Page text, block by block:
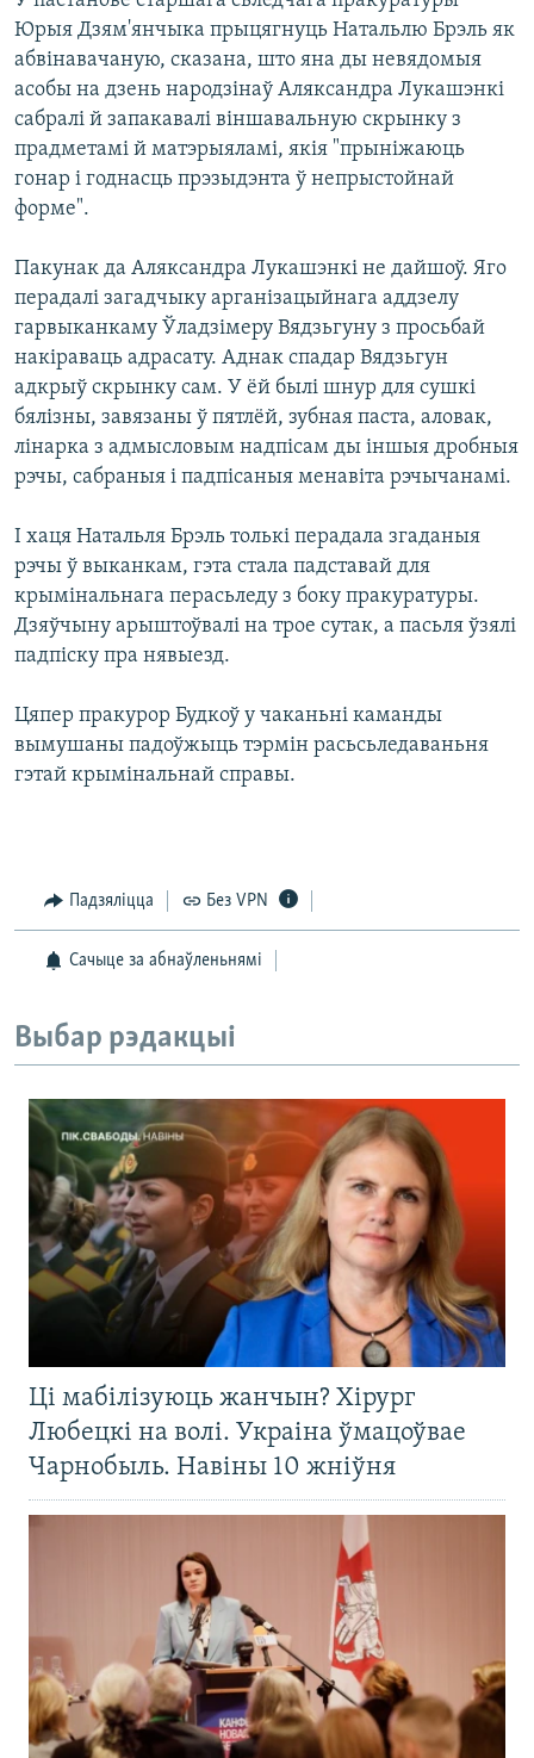
Юрыя Дзям'янчыка прыцягнуць Натальлю Брэль як
абвінавачаную, сказана, што яна ды невядомыя
асобы на дзень народзінаў Аляксандра Лукашэнкі
сабралі й запакавалі віншавальную скрынку з
прадметамі й матэрыяламі, якія "прыніжаюць
гонар і годнасць прэзыдэнта ў непрыстойнай
форме".
Пакунак да Аляксандра Лукашэнкі не дайшоў. Яго
перадалі загадчыку арганізацыйнага аддзелу
гарвыканкаму Ўладзімеру Вядзьгуну з просьбай
накіраваць адрасату. Аднак спадар Вядзьгун
адкрыў скрынку сам. У ёй былі шнур для сушкі
бялізны, завязаны ў пятлёй, зубная паста, аловак,
лінарка з адмысловым надпісам ды іншыя дробныя
рэчы, сабраныя і падпісаныя менавіта рэчычанамі.
І хаця Натальля Брэль толькі перадала згаданыя
рэчы ў выканкам, гэта стала падставай для
крымінальнага перасьледу з боку пракуратуры.
Дзяўчыну арыштоўвалі на трое сутак, а пасьля ўзялі
падпіску пра нявыезд.
Цяпер пракурор Будкоў у чаканьні каманды
вымушаны падоўжыць тэрмін расьсьледаваньня
гэтай крымінальнай справы.
Падзяліцца Без VPN
Сачыце за абнаўленьнямі
Выбар рэдакцыі
Ці мабілізуюць жанчын? Хірург
Любецкі на волі. Украіна ўмацоўвае
Чарнобыль. Навіны 10 жніўня